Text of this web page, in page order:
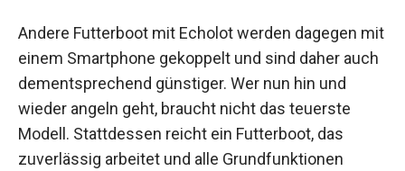
Andere Futterboot mit Echolot werden dagegen mit
einem Smartphone gekoppelt und sind daher auch
dementsprechend günstiger. Wer nun hin und
wieder angeln geht, braucht nicht das teuerste
Modell. Stattdessen reicht ein Futterboot, das
zuverlässig arbeitet und alle Grundfunktionen